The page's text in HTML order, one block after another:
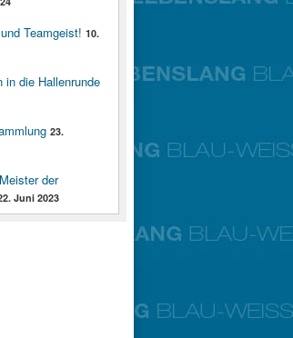
Teamgeist! 10.
in die Hallenrunde
23.
der
Juni 2023